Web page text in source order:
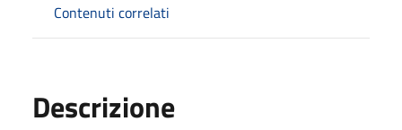
Contenuti correlati
Descrizione